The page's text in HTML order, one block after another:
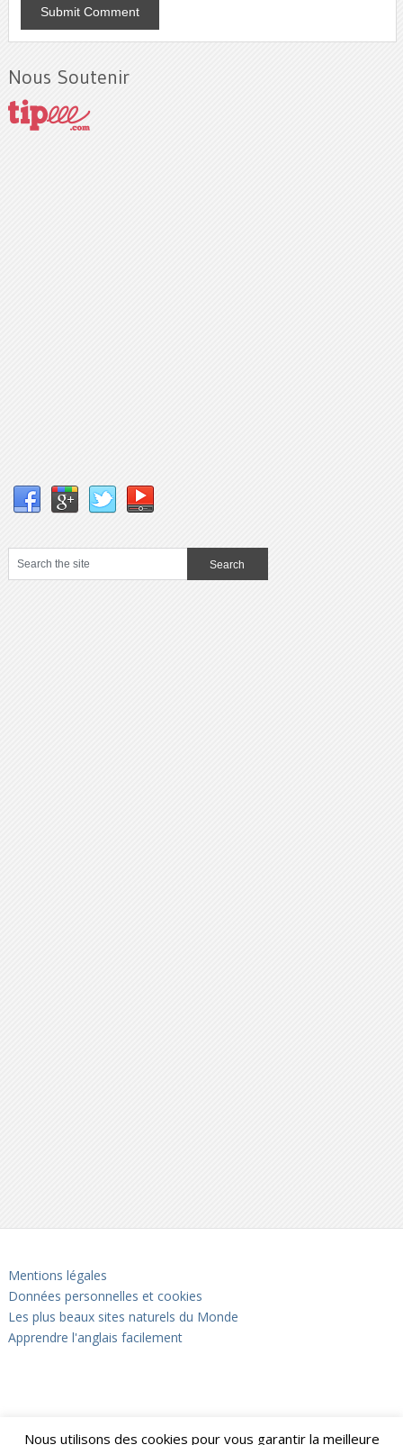
Nous Soutenir
Mentions légales
Données personnelles et cookies
Les plus beaux sites naturels du Monde
Apprendre l'anglais facilement
Nous utilisons des cookies pour vous garantir la meilleure